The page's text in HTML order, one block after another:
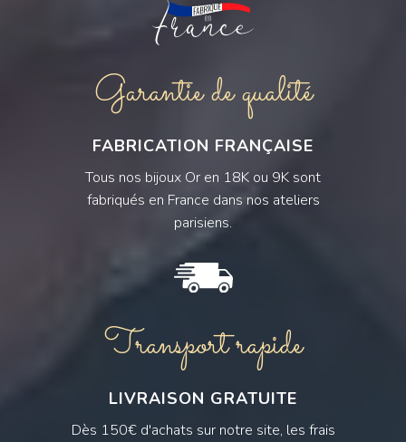
Garantie de qualité
FABRICATION FRANÇAISE
Tous nos bijoux Or en 18K ou 9K sont
fabriqués en France dans nos ateliers
parisiens.
Transport rapide
LIVRAISON GRATUITE
Dès 150€ d'achats sur notre site, les frais